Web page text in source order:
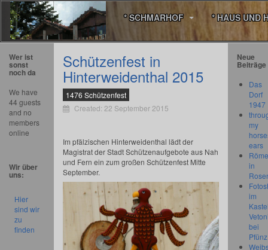
* SCHMARHOF * HAUS UND
Schützenfest in
Hinterweidenthal 2015
1476 Schützenfest
Created: 22 September 2015
Im pfälzischen Hinterweidenthal lädt der
Magistrat der Stadt Schützenaufgebote aus Nah
und Fern ein zum großen Schützenfest Mitte
September.
Wer ist
sonst
noch da
We have
44 guests
and no
members
online
Wir über
uns:
Hier
sind wir
zu
finden
Neue
Beiträge
Das
Dorf
1947
my
ears
in
im
bei
Pfünz